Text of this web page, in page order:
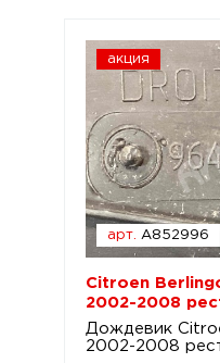
акция
арт. A852996
Citroen
2002-2008
Дождевик
2002-2008